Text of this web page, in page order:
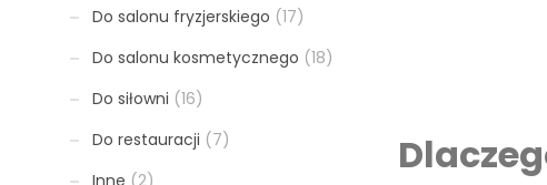
Do salonu fryzjerskiego (17)
Do salonu kosmetycznego (18)
Do siłowni (16)
Do restauracji (7)
Inne (2)